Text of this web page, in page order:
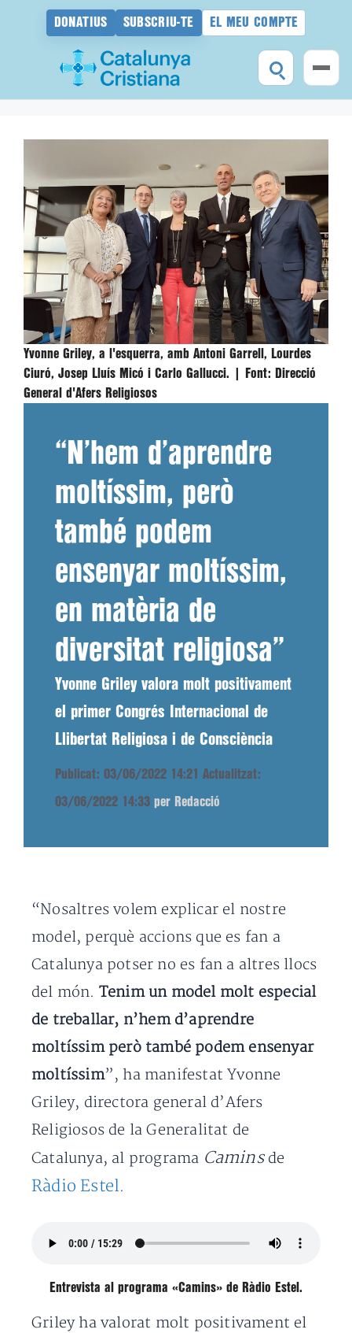
DONATIUS SUBSCRIU-TE EL MEU COMPTE
Yvonne Griley, a l'esquerra, amb Antoni Garrell, Lourdes
Ciuró, Josep Lluís Micó i Carlo Gallucci. |
Font: Direcció
General d'Afers Religiosos
“N’hem d’aprendre
moltíssim, però
també podem
ensenyar moltíssim,
en matèria de
diversitat religiosa”
Yvonne Griley valora molt positivament
el primer Congrés Internacional de
Llibertat Religiosa i de Consciència
Publicat: 03/06/2022 14:21 Actualitzat:
03/06/2022 14:33 per Redacció
“Nosaltres volem explicar el nostre
model, perquè accions que es fan a
Catalunya potser no es fan a altres llocs
del món. Tenim un model molt especial
de treballar, n’hem d’aprendre
moltíssim però també podem ensenyar
moltíssim”, ha manifestat Yvonne
Griley, directora general d’Afers
Religiosos de la Generalitat de
Catalunya, al programa Caminsde
Ràdio Estel.
Entrevista al programa «Camins» de Ràdio Estel.
Griley ha valorat molt positivament el